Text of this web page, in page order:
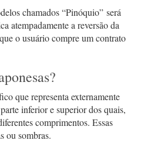
chamados “Pinóquio” será
atempadamente a reversão da
o usuário compre um contrato
que representa externamente
inferior e superior dos quais,
comprimentos. Essas
ou sombras.